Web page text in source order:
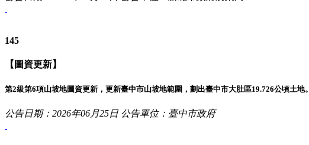
145
【圖資更新】
第2級第6項山坡地圖資更新，更新臺中市山坡地範圍，劃出臺中市大肚區19.726公頃土地。
公告日期：2026年06月25日 公告單位：臺中市政府